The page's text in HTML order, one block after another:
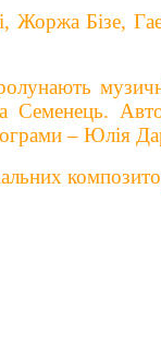
Жоржа Бізе,
Семенець.
– Юлія